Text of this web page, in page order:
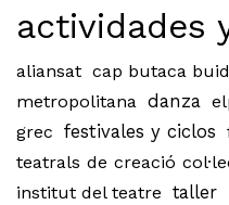
actividades
aliansat cap butaca
metropolitana danza
grec festivales y ciclos
teatrals de creació
institut del teatre taller